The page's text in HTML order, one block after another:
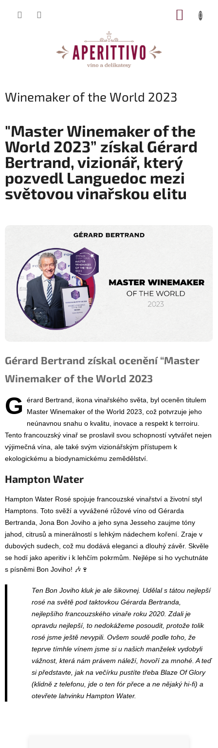
Winemaker of the World 2023
"Master Winemaker of the
World 2023” získal Gérard
Bertrand, vizionář, který
pozvedl Languedoc mezi
světovou vinařskou elitu
Gérard Bertrand získal ocenění “Master
Winemaker of the World 2023
G
érard Bertrand, ikona vinařského světa, byl oceněn titulem
Master Winemaker of the World 2023, což potvrzuje jeho
neúnavnou snahu o kvalitu, inovace a respekt k terroiru.
Tento francouzský vinař se proslavil svou schopností vytvářet nejen
výjimečná vína, ale také svým vizionářským přístupem k
ekologickému a biodynamickému zemědělství.
Hampton Water
Hampton Water Rosé spojuje francouzské vinařství a životní styl
Hamptons. Toto svěží a vyvážené růžové víno od Gérarda
Bertranda, Jona Bon Joviho a jeho syna Jesseho zaujme tóny
jahod, citrusů a minerálností s lehkým nádechem koření. Zraje v
dubových sudech, což mu dodává eleganci a dlouhý závěr. Skvěle
se hodí jako aperitiv i k lehčím pokrmům. Nejlépe si ho vychutnáte
s písněmi Bon Joviho! 🎶🍷
Ten Bon Joviho kluk je ale šikovnej. Udělal s tátou nejlepší
rosé na světě pod taktovkou Gérarda Bertranda,
nejlepšího francouzského vinaře roku 2020. Zdali je
opravdu nejlepší, to nedokážeme posoudit, protože tolik
rosé jsme ještě nevypili. Ovšem soudě podle toho, že
teprve tímhle vínem jsme si u našich manželek vydobyli
vážnost, která nám právem náleží, hovoří za mnohé. A teď
si představte, jak na večírku pustíte třeba Blaze Of Glory
(klidně z telefonu, jde o ten fór přece a ne nějaký hi-fi) a
otevřete lahvinku Hampton Water.